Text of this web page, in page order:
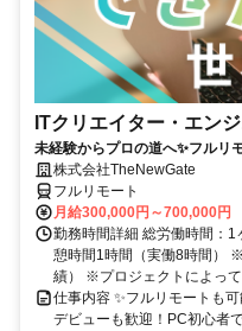
ITクリエイター・エン
未経験からプロの道へ✨フルリ
株式会社TheNewGate
フルリモート
月給300,000円～700,000円
勤務時間詳細 総労働時間：
憩時間1時間（実働8時間）
績） ※プロジェクトによっ
仕事内容 ✨フルリモートも
デビューも歓迎！PC初心者